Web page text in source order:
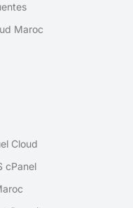
Maroc
Cloud
cPanel